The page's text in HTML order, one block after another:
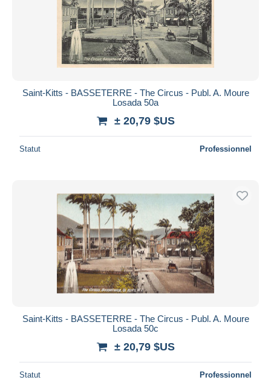
Saint-Kitts - BASSETERRE - The Circus - Publ. A. Moure
Losada 50a
± 20,79 $US
Statut Professionnel
Saint-Kitts - BASSETERRE - The Circus - Publ. A. Moure
Losada 50c
± 20,79 $US
Statut Professionnel